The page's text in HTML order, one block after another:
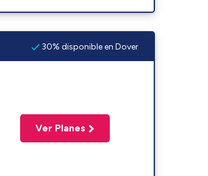
30% disponible en Dover
Ver Planes